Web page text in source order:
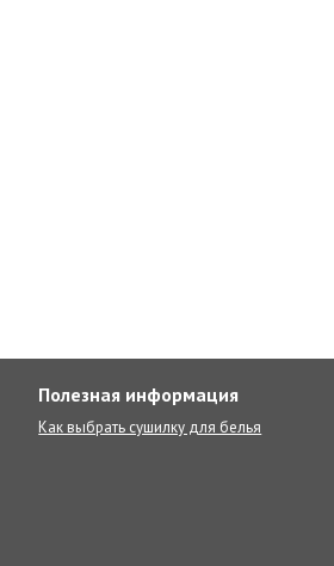
Полезная информация
Как выбрать сушилку для белья